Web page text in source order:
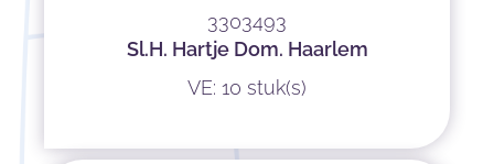
3303493
Sl.H. Hartje Dom. Haarlem
VE: 10 stuk(s)